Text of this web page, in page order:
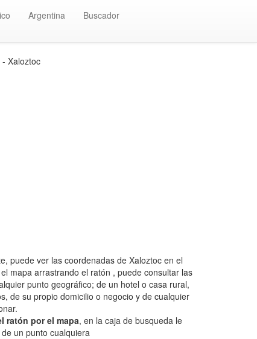
Argentina Buscador
- Xaloztoc
puede ver las coordenadas de Xaloztoc en el
mapa arrastrando el ratón , puede consultar las
punto geográfico; de un hotel o casa rural,
de su propio domicilio o negocio y de cualquier
ratón por el mapa, en la caja de busqueda le
un punto cualquiera